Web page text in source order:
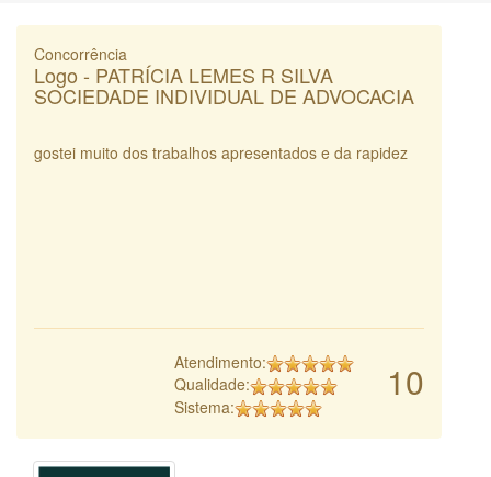
Concorrência
Logo - PATRÍCIA LEMES R SILVA
SOCIEDADE INDIVIDUAL DE ADVOCACIA
gostei muito dos trabalhos apresentados e da rapidez
10
Atendimento:
Qualidade:
Sistema: